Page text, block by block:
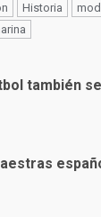
Historia
también